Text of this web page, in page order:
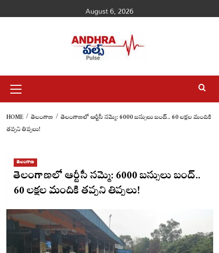
to
August 6, 2026
Menu
HOME తెలంగాణ
తెలంగాణలో ఆర్టీసీ సమ్మె: 6000 బస్సులు బంద్.. 60 లక్షల మందికి
తప్పని తిప్పలు!
తెలంగాణ
తెలంగాణలో ఆర్టీసీ సమ్మె: 6000 బస్సులు బంద్..
60 లక్షల మందికి తప్పని తిప్పలు!